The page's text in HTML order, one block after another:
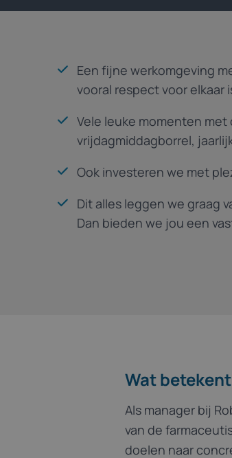
Een fijne werkomgeving
vooral respect voor elkaar
Vele leuke momenten met
vrijdagmiddagborrel,
Ook investeren we met
Dit alles leggen we graag
Dan bieden we jou een
Wat
Als manager bij
van de
doelen naar